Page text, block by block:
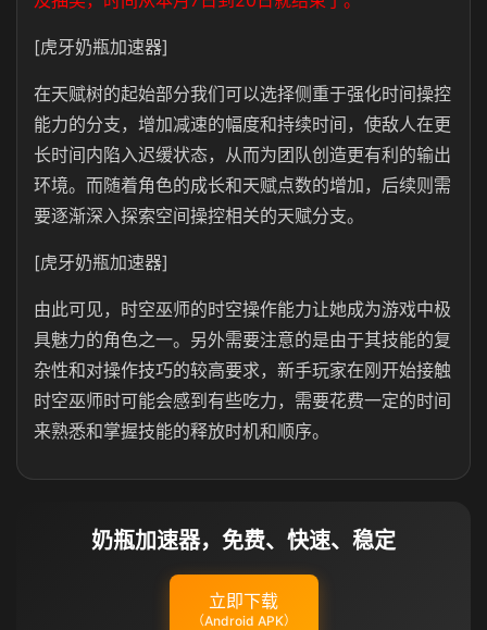
[虎牙奶瓶加速器]
在天赋树的起始部分我们可以选择侧重于强化时间操控
能力的分支，增加减速的幅度和持续时间，使敌人在更
长时间内陷入迟缓状态，从而为团队创造更有利的输出
环境。而随着角色的成长和天赋点数的增加，后续则需
要逐渐深入探索空间操控相关的天赋分支。
[虎牙奶瓶加速器]
由此可见，时空巫师的时空操作能力让她成为游戏中极
具魅力的角色之一。另外需要注意的是由于其技能的复
杂性和对操作技巧的较高要求，新手玩家在刚开始接触
时空巫师时可能会感到有些吃力，需要花费一定的时间
来熟悉和掌握技能的释放时机和顺序。
奶瓶加速器，免费、快速、稳定
立即下载
（Android APK）